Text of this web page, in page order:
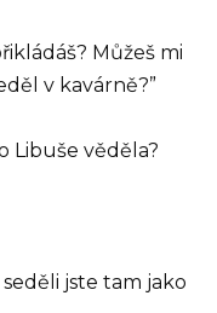
Můžeš mi
v kavárně?”
Libuše věděla?
seděli jste tam jako